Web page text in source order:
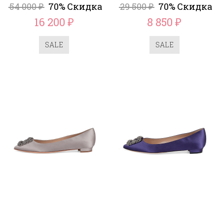
54 000₽ 70% Скидка
16 200 ₽
SALE
29 500₽ 70% Скидка
8 850₽
SALE